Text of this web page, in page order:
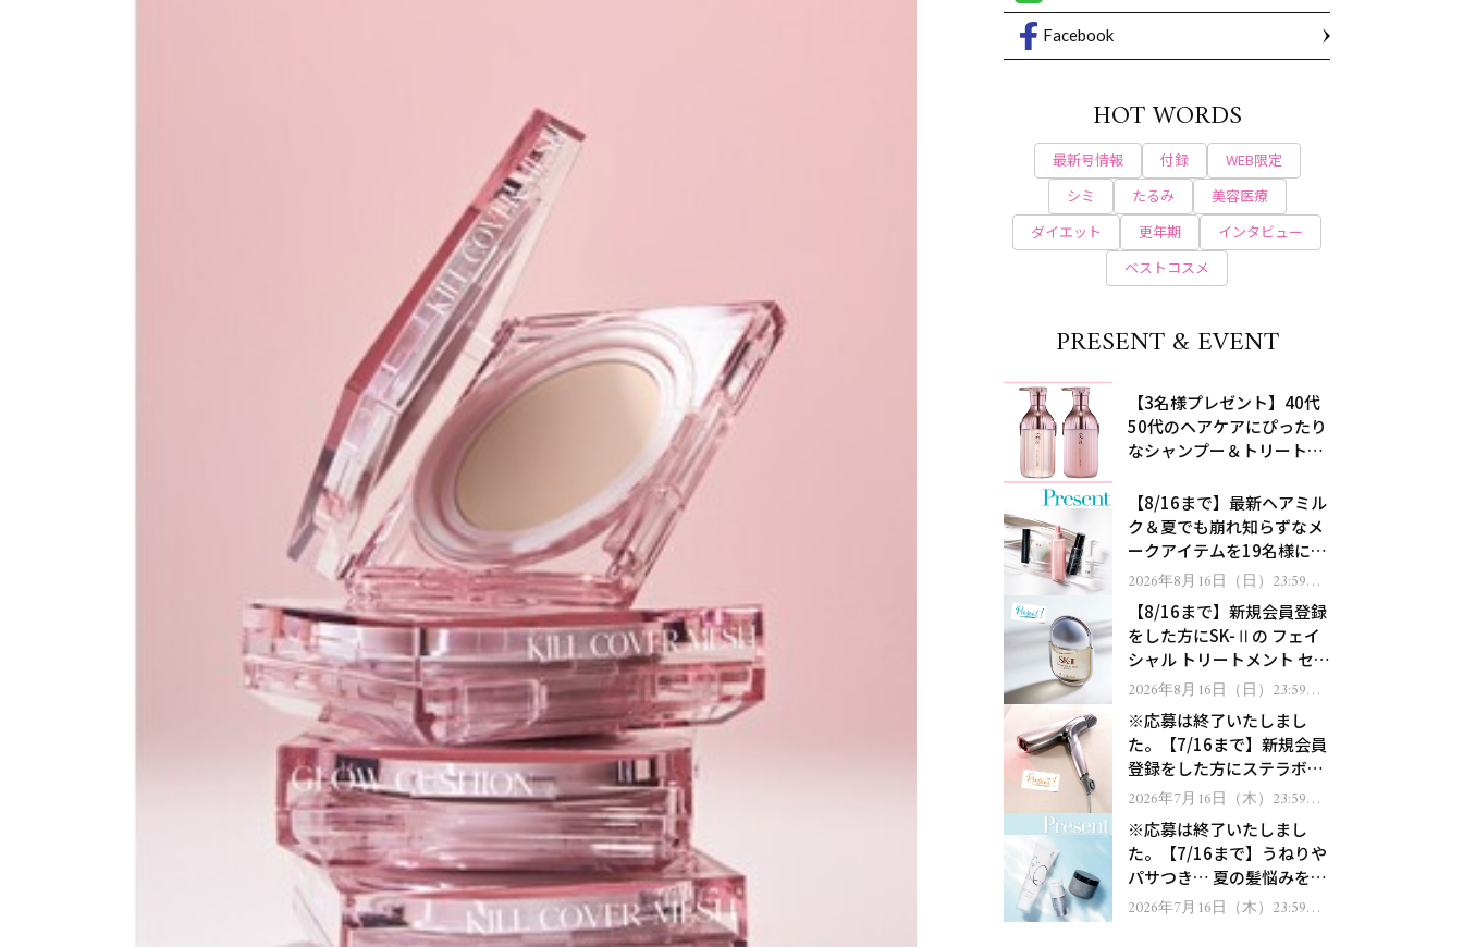
Facebook
HOT WORDS
最新号情報 付録
WEB限定
シミ
たるみ
美容医療
ダイエット
更年期
インタビュー
ベストコスメ
PRESENT & EVENT
【3名様プレゼント】40代
50代のヘアケアにぴったり
なシャンプー＆トリートメ
処！
【8/16まで】最新ヘアミル
ク＆夏でも崩れ知らずなメ
ークアイテムを19名様にプ
レゼント！
2026年8月16日（日）23:59ま
で【8/16まで】新規会員登録
をした方にSK-Ⅱの フェイ
シャル トリートメント セラ
ムをプレゼント！
2026年8月16日（日）23:59ま
※応募は終了いたしまし
た。【7/16まで】新規会員
登録をした方にステラボー
テのシャインリバース ヘア
ゼント！
2026年7月16日（木）23:59ま
※応募は終了いたしまし
た。【7/16まで】うねりや
パサつき… 夏の髪悩みを解
消するヘアケアアイテムを
2026年7月16日（木）23:59ま